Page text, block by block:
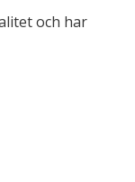
och har